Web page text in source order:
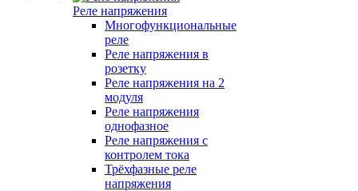
Реле напряжения
Многофункциональные
реле
Реле напряжения в
розетку
Реле напряжения на 2
модуля
Реле напряжения
однофазное
Реле напряжения с
контролем тока
Трёхфазные реле
напряжения